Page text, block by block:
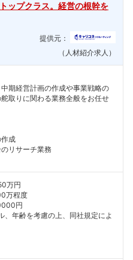
ップクラス。経営の根幹を
提供元：
（人材紹介求人）
期経営計画の作成や事業戦略の
取りに関わる業務全般をお任せ
作成
リサーチ業務
万円
万程度
円
、年齢を考慮の上、同社規定によ